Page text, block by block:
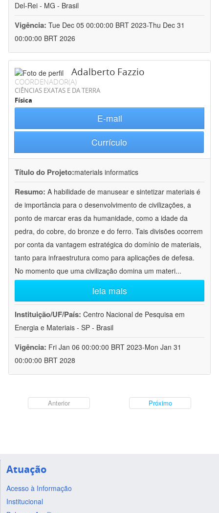
Del-Rei - MG - Brasil
Vigência: Tue Dec 05 00:00:00 BRT 2023-Thu Dec 31
00:00:00 BRT 2026
Adalberto Fazzio
COORDENADOR(A)
CIÊNCIAS EXATAS E DA TERRA
Física
E-mail
Currículo
Título do Projeto:materials informatics
Resumo: A habilidade de manusear e sintetizar materiais é
de importância para o desenvolvimento de civilizações, a
ponto de marcar eras da humanidade, como a idade da
pedra, do cobre, do bronze e do ferro. Tais divisões ocorrem
por conta da vantagem estratégica do domínio de materiais,
tanto para infraestrutura como para aplicações de defesa.
No momento que uma civilização domina um materi...
leia mais
Instituição/UF/País: Centro Nacional de Pesquisa em
Energia e Materiais - SP - Brasil
Vigência: Fri Jan 06 00:00:00 BRT 2023-Mon Jan 31
00:00:00 BRT 2028
Anterior Próximo
Atuação
Acesso à Informação
Institucional